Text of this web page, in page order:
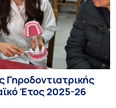
Γηροδοντιατρικής
Έτος 2025-26